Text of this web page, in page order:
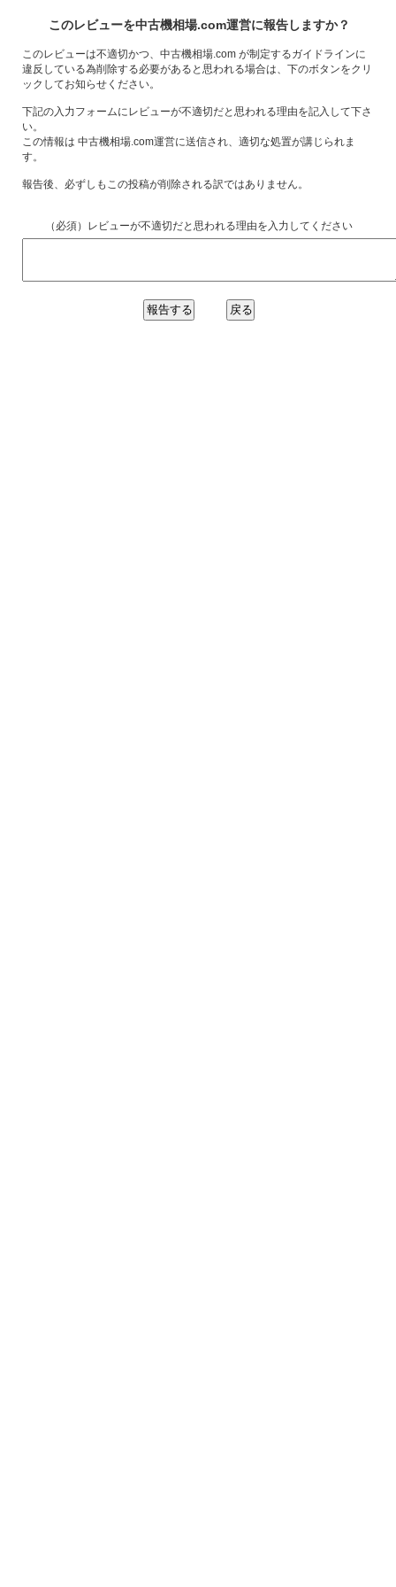
このレビューを中古機相場.com運営に報告しますか？
このレビューは不適切かつ、中古機相場.com が制定するガイドラインに
違反している為削除する必要があると思われる場合は、下のボタンをクリ
ックしてお知らせください。
下記の入力フォームにレビューが不適切だと思われる理由を記入して下さ
い。
この情報は 中古機相場.com運営に送信され、適切な処置が講じられま
す。
報告後、必ずしもこの投稿が削除される訳ではありません。
（必須）レビューが不適切だと思われる理由を入力してください